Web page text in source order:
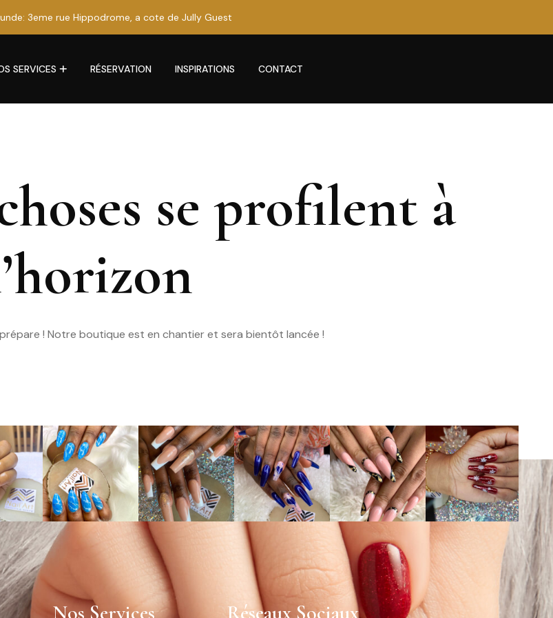
3eme rue Hippodrome, a cote de Jully Guest
SERVICES RÉSERVATION INSPIRATIONS CONTACT
se profilent à
! Notre boutique est en chantier et sera bientôt lancée !
Nos Services Réseaux Sociaux